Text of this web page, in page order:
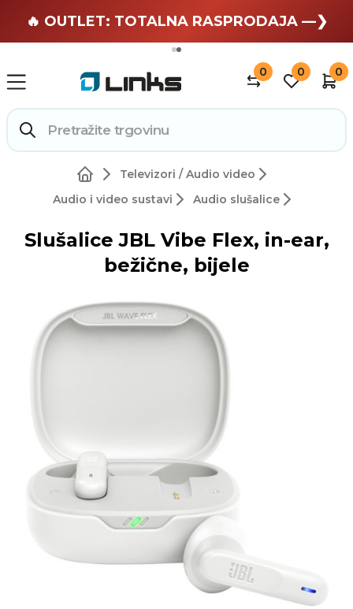
🏄 Zaslužuješ odmor —❯
🔥 OUTLET: TOTALNA RASPRODAJA —❯
0 0 0
Televizori / Audio video
Audio i video sustavi
Audio slušalice
Slušalice JBL Vibe Flex, in-ear,
bežične, bijele